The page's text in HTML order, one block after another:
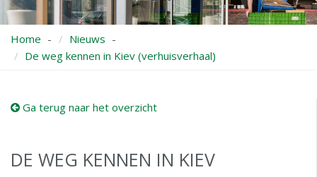
Home
Nieuws
De weg kennen in Kiev (verhuisverhaal)
Ga terug naar het overzicht
DE WEG KENNEN IN KIEV